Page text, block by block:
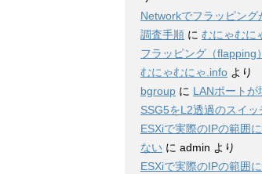
Networkでフラッピン
調査手順 に むにゃむに
フラッピング（flapping
むにゃむにゃ.info より
bgroup に LANポートが
SSG5をL2透過のスイッ
ESXiで実際のIPの範囲
ない に admin より
ESXiで実際のIPの範囲